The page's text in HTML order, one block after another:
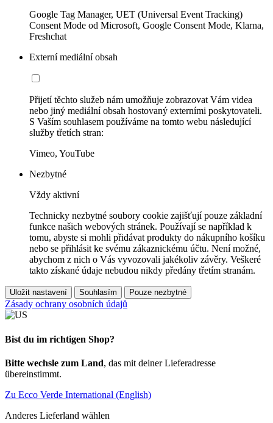
Google Tag Manager, UET (Universal Event Tracking)
Consent Mode od Microsoft, Google Consent Mode, Klarna,
Freshchat
Externí mediální obsah
Přijetí těchto služeb nám umožňuje zobrazovat Vám videa
nebo jiný mediální obsah hostovaný externími poskytovateli.
S Vaším souhlasem používáme na tomto webu následující
služby třetích stran:
Vimeo, YouTube
Nezbytné
Vždy aktivní
Technicky nezbytné soubory cookie zajišťují pouze základní
funkce našich webových stránek. Používají se například k
tomu, abyste si mohli přidávat produkty do nákupního košíku
nebo se přihlásit ke svému zákaznickému účtu. Není možné,
abychom z nich o Vás vyvozovali jakékoliv závěry. Veškeré
takto získané údaje nebudou nikdy předány třetím stranám.
Uložit nastavení Souhlasím Pouze nezbytné
Zásady ochrany osobních údajů
Bist du im richtigen Shop?
Bitte wechsle zum Land, das mit deiner Lieferadresse
übereinstimmt.
Zu Ecco Verde International (English)
Anderes Lieferland wählen